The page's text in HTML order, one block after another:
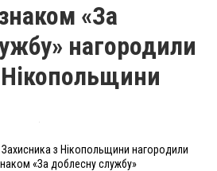
«За
нагородили
з Нікопольщини нагородили
«За доблесну службу»